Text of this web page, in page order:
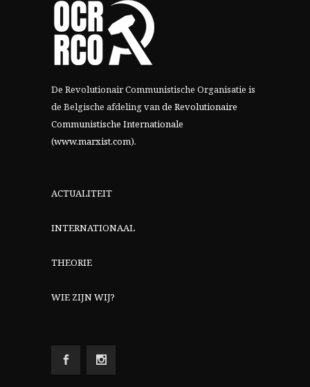
De Revolutionair Communistische Organisatie is
de Belgische afdeling vande Revolutionaire
Communistische Internationale
(www.marxist.com).
ACTUALITEIT
INTERNATIONAAL
THEORIE
WIE ZIJN WIJ?